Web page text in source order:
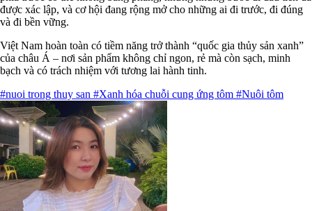
được xác lập, và cơ hội đang rộng mở cho những ai đi trước, đi đúng
và đi bền vững.
Việt Nam hoàn toàn có tiềm năng trở thành “quốc gia thủy sản xanh”
của châu Á – nơi sản phẩm không chỉ ngon, rẻ mà còn sạch, minh
bạch và có trách nhiệm với tương lai hành tinh.
#nuoi trong thuy san #Xanh hóa chuỗi cung ứng tôm #Nuôi tôm